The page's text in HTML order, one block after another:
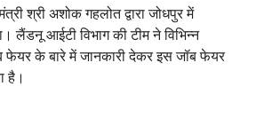
श्री अशोक गहलोत द्वारा जोधपुर में
लैंडनू आईटी विभाग की टीम ने विभिन्न
फेयर के बारे में जानकारी देकर इस जॉब फेयर
है।